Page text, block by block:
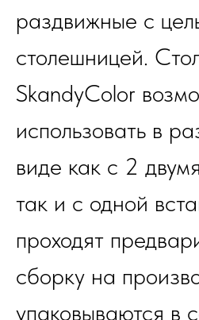
раздвижные с
столешницей.
SkandyColor
использовать в
виде как с 2
так и с одной
проходят
сборку на
упаковываются в